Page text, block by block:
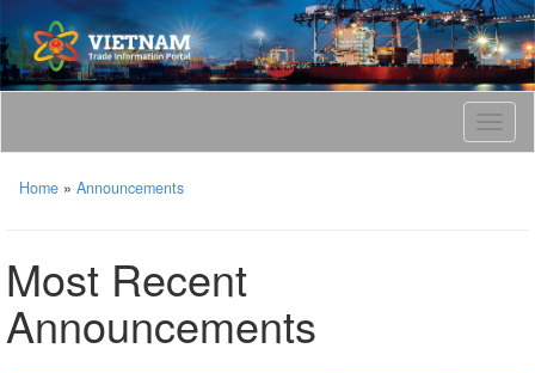
T
o
Home » Announcements
Most Recent
Announcements